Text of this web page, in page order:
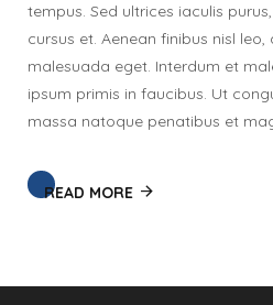
tempus. Sed ultrices iaculis
cursus et. Aenean finibus nisl
malesuada eget. Interdum et
ipsum primis in faucibus. Ut
massa natoque penatibus et
READ MORE